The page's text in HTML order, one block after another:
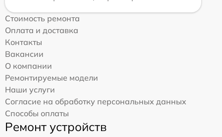
Стоимость ремонта
Оплата и доставка
Контакты
Вакансии
О компании
Ремонтируемые модели
Наши услуги
Согласие на обработку персональных данных
Способы оплаты
Ремонт устройств